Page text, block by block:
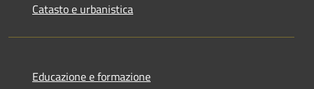
Catasto e urbanistica
Educazione e formazione